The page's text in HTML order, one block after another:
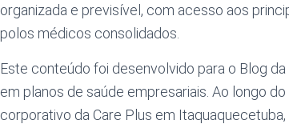
organizada e previsível, com acesso aos
polos médicos consolidados.
Este conteúdo foi desenvolvido para o Blog da
em planos de saúde empresariais. Ao longo
corporativo da Care Plus em